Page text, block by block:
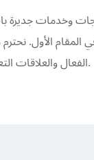
المقام الأول.
الفعال والعلاقات التعاونية الجيدة لتحقيق تطور إبداعي ومتبادل.